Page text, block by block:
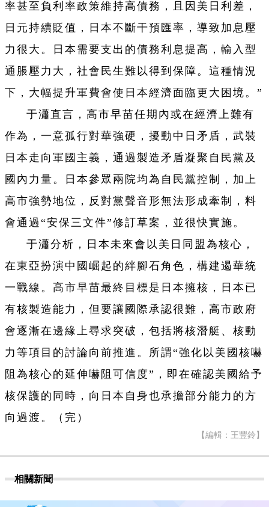
率甚至負利率政策維持高債務，且因美日利差，
日元持續貶值，日本不斷干預匯率，導致加息壓
力很大。日本需要支出的債務利息提高，輸入型
通脹壓力大，社會民生難以得到保障。這種情況
下，大幅提升軍費會使日本經濟面臨更大困境。”
于瀟直言，高市早苗任期內或在經濟上難有
作為，一意孤行對華強硬，擾動中日矛盾，武裝
日本走向軍國主義，通過製造矛盾凝聚自民黨及
國內力量。日本參眾兩院均為自民黨控制，加上
高市強勢地位，反對黨聲音形無法形成牽制，料
會通過“安保三文件”修訂草案，並很快實施。
于瀟分析，日本未來會以美日同盟為核心，
在東亞扮演中國崛起的絆腳石角色，構建遏華統
一戰線。高市早苗最終目標是日本擁核，日本已
有核製造能力，但要讓國際承認很難，高市政府
會逐漸在邊緣上尋求突破，包括將核潛艇、核動
力等項目的討論向前推進。所謂“強化以美國核嚇
阻為核心的延伸嚇阻可信度”，即在確認美國給予
核保護的同時，向日本自身也承擔部分能力的方
向過渡。（完）
【編輯：王豐鈴】
相關新聞